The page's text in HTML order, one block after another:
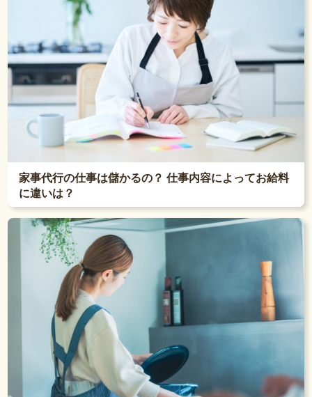
家事代行の仕事は儲かるの？ 仕事内容によってお給料
に違いは？